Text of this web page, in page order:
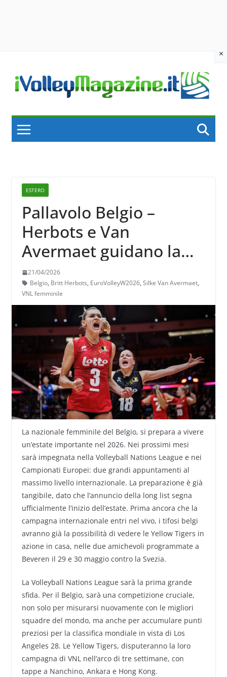
×
content
ESTERO
Pallavolo Belgio –
Herbots e Van
Avermaet guidano la
“long list” del Belgio
femminile in vista di
VNL ed Europeo
21/04/2026
Belgio, Britt Herbots, EuroVolleyW2026, Silke Van Avermaet,
VNL femminile
La nazionale femminile del Belgio, si prepara a vivere
un’estate importante nel 2026. Nei prossimi mesi
sarà impegnata nella Volleyball Nations League e nei
Campionati Europei: due grandi appuntamenti al
massimo livello internazionale. La preparazione è già
tangibile, dato che l’annuncio della long list segna
ufficialmente l’inizio dell’estate. Prima ancora che la
campagna internazionale entri nel vivo, i tifosi belgi
avranno già la possibilità di vedere le Yellow Tigers in
azione in casa, nelle due amichevoli programmate a
Beveren il 29 e 30 maggio contro la Svezia.
La Volleyball Nations League sarà la prima grande
sfida. Per il Belgio, sarà una competizione cruciale,
non solo per misurarsi nuovamente con le migliori
squadre del mondo, ma anche per accumulare punti
preziosi per la classifica mondiale in vista di Los
Angeles 28. Le Yellow Tigers, disputeranno la loro
campagna di VNL nell’arco di tre settimane, con
tappe a Nanchino, Ankara e Hong Kong.